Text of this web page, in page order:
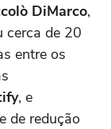
DiMarco,
cerca de 20
entre os
, e
de redução